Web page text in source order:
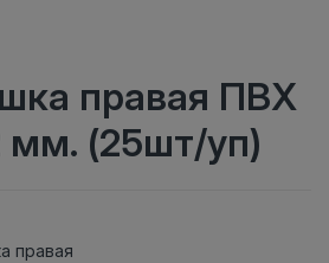
правая ПВХ
(25шт/уп)
правая